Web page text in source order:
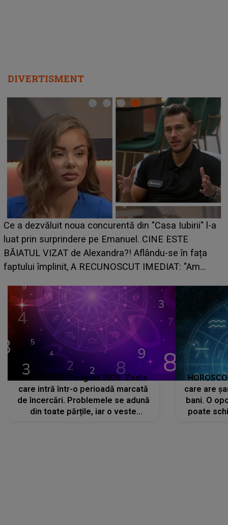
DIVERTISMENT
din "Casa Iubirii" l-a
CINE ESTE
Aflându-se în fața
IMEDIAT: "Am
HOROSCOP de weekend, 8-9
care riscă să rămână fără
grabă îi aduce pierderi
planurile peste cap
HOROSCOP 7 august 2026. Zodia
care intră într-o perioadă marcată
de încercări. Problemele se adună
din toate părțile, iar o veste
care are
bani. O
poate